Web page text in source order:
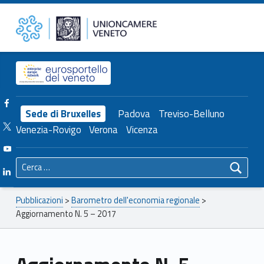
Aggiornamento N. 5 – 2017 – Unioncamere del Veneto Unioncamere del Veneto
Header info sidebar
Sede di Bruxelles Padova Treviso-Belluno
Venezia-Rovigo Verona Vicenza
Facebook Unioncamere Veneto
Twitter Unioncamere Veneto
Youtube Unioncamere Veneto
Linkedin Unioncamere Veneto
Ricerca per:
Breadcrumbs navigation
Pubblicazioni >Barometro dell'economia regionale >
Aggiornamento N. 5 – 2017